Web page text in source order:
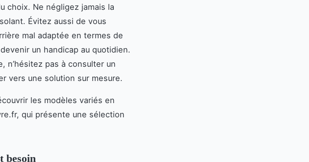
choix. Ne négligez jamais la
Évitez aussi de vous
mal adaptée en termes de
un handicap au quotidien.
n’hésitez pas à consulter un
vers une solution sur mesure.
les modèles variés en
qui présente une sélection
besoin